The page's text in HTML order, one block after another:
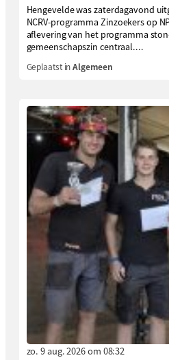
Hengevelde was zaterdagavond
NCRV-programma Zinzoekers op
aflevering van het programma
gemeenschapszin centraal....
Geplaatst inAlgemeen
zo. 9 aug. 2026 om 08:32